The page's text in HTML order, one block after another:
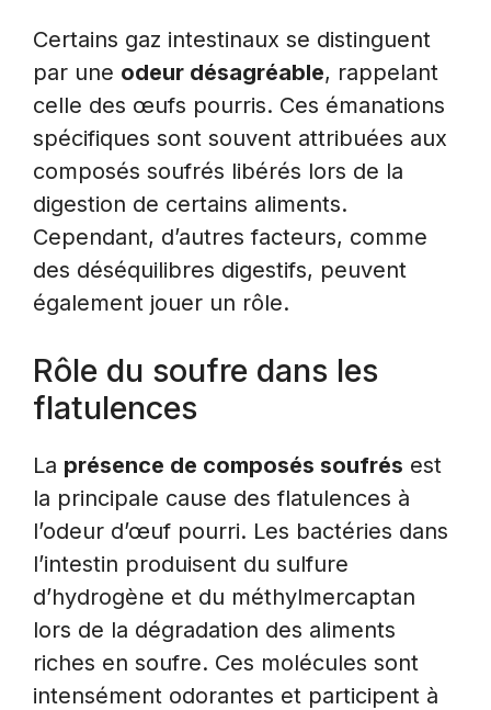
Certains gaz intestinaux se distinguent
par une odeur désagréable, rappelant
celle des œufs pourris. Ces émanations
spécifiques sont souvent attribuées aux
composés soufrés libérés lors de la
digestion de certains aliments.
Cependant, d’autres facteurs, comme
des déséquilibres digestifs, peuvent
également jouer un rôle.
Rôle du soufre dans les
flatulences
La présence de composés soufrés est
la principale cause des flatulences à
l’odeur d’œuf pourri. Les bactéries dans
l’intestin produisent du sulfure
d’hydrogène et du méthylmercaptan
lors de la dégradation des aliments
riches en soufre. Ces molécules sont
intensément odorantes et participent à